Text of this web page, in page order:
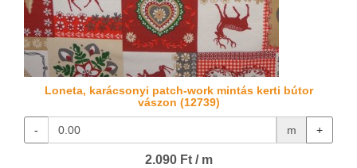
Loneta, karácsonyi patch-work mintás kerti bútor
vászon (12739)
- m +
2.090 Ft / m